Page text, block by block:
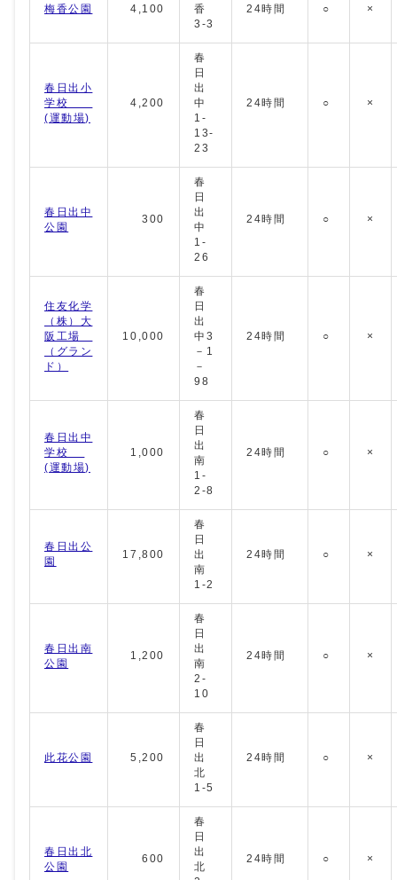
梅香公園 4,100
香
3-3
24時間 ○ ×
春日出小
学校
(運動場)
4,200
春
日
出
中
1-
13-
23
24時間 ○ ×
春日出中
公園
300
春
日
出
中
1-
26
24時間 ○ ×
住友化学
（株）大
阪工場
（グラン
ド）
10,000
春
日
出
中3
－1
－
98
24時間 ○ ×
春日出中
学校
(運動場)
1,000
春
日
出
南
1-
2-8
24時間 ○ ×
春日出公
園
17,800
春
日
出
南
1-2
24時間 ○ ×
春日出南
公園
1,200
春
日
出
南
2-
10
24時間 ○ ×
此花公園 5,200
春
日
出
北
1-5
24時間 ○ ×
春日出北
公園
600
春
日
出
北
24時間 ○ ×